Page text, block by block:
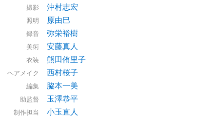
撮影 沖村志宏
照明 原由巳
録音 弥栄裕樹
美術 安藤真人
衣装 熊田侑里子
ヘアメイク 西村桜子
編集 脇本一美
助監督 玉澤恭平
制作担当 小玉直人